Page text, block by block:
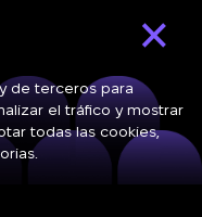
×
de terceros para
el tráfico y mostrar
todas las cookies,